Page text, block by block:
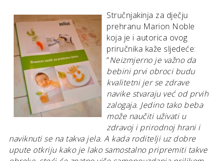
Stručnjakinja za dječju
prehranu Marion Noble
koja je i autorica ovog
priručnika kaže sljedeće:
“Neizmjerno je važno da
bebini prvi obroci budu
kvalitetni jer se zdrave
navike stvaraju već od prvih
zalogaja. Jedino tako beba
može naučiti uživati u
zdravoj i prirodnoj hrani i
naviknuti se na takva jela. A kada roditelji uz dobre
upute otkriju kako je lako samostalno pripremiti takve